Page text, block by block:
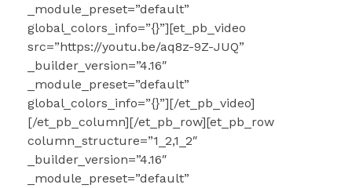
_module_preset=”default”
global_colors_info=”{}”][et_pb_video
src=”https://youtu.be/aq8z-9Z-JUQ”
_builder_version=”4.16″
_module_preset=”default”
global_colors_info=”{}”][/et_pb_video]
[/et_pb_column][/et_pb_row][et_pb_row
column_structure=”1_2,1_2″
_builder_version=”4.16″
_module_preset=”default”